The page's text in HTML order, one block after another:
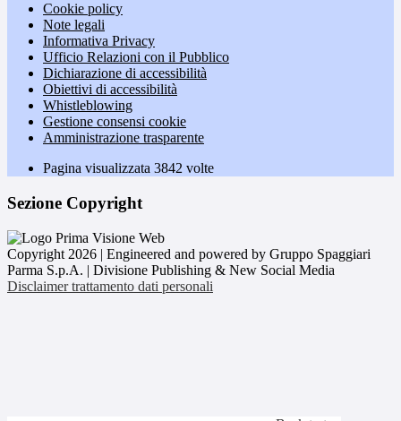
Cookie policy
Note legali
Informativa Privacy
Ufficio Relazioni con il Pubblico
Dichiarazione di accessibilità
Obiettivi di accessibilità
Whistleblowing
Gestione consensi cookie
Amministrazione trasparente
Pagina visualizzata 3842 volte
Sezione Copyright
Copyright 2026 | Engineered and powered by Gruppo Spaggiari
Parma S.p.A. | Divisione Publishing & New Social Media
Disclaimer trattamento dati personali